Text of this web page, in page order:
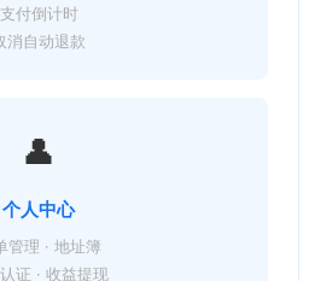
支付倒计时
消自动退款
👤
个人中心
管理 · 地址簿
证 · 收益提现